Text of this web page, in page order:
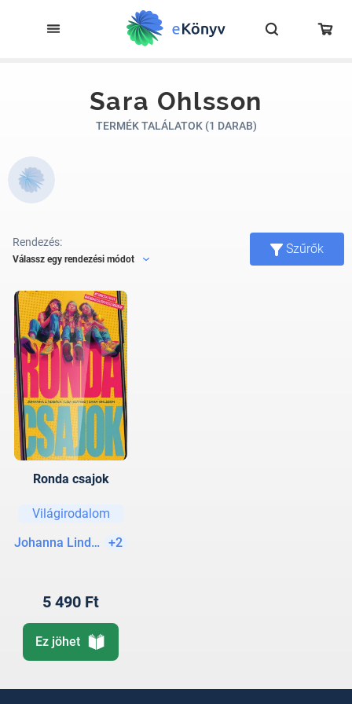
Sara Ohlsson
TERMÉK TALÁLATOK (1 DARAB)
Rendezés:
Válassz egy rendezési módot
Szűrők
Ronda csajok
Világirodalom
Johanna Lindbäck
+2
5 490 Ft
Ez jöhet